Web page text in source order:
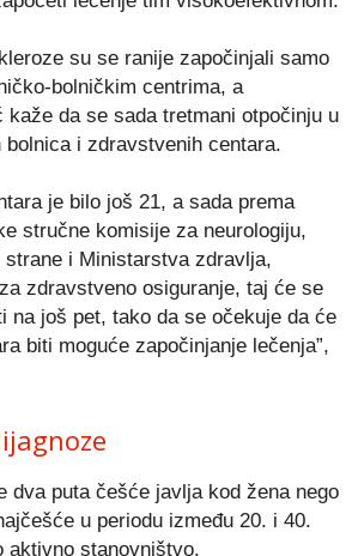
su se ranije započinjali samo
bolničkim centrima, a
kaže da se sada tretmani otpočinju u
i zdravstvenih centara.
je bilo još 21, a sada prema
stručne komisije za neurologiju,
strane i Ministarstva zdravlja,
zdravstveno osiguranje, taj će se
na još pet, tako da se očekuje da će
biti moguće započinjanje lečenja”,
dva puta češće javlja kod žena nego
u periodu između 20. i 40.
aktivno stanovništvo.